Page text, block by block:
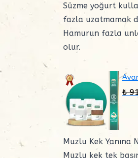
Süzme yoğurt
fazla uzatmamak
Hamurun fazla
olur.
₺
Muzlu Kek Yanına
Muzlu kek tek